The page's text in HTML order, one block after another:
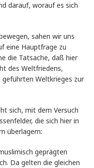
darauf, worauf es sich
sahen wir uns
eine Hauptfrage zu
die Tatsache, daß hier
des Weltfriedens,
Weltkrieges zur
sich, mit dem Versuch
die sich hier in
überlagern:
geprägten
Da gelten die gleichen